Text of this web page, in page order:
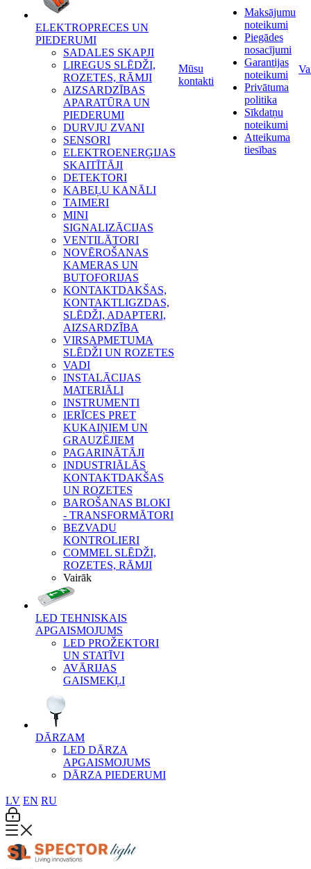
ELEKTROPRECES UN
PIEDERUMI
SADALES SKAPJI
LIREGUS SLĒDŽI,
ROZETES, RĀMJI
AIZSARDZĪBAS
APARATŪRA UN
PIEDERUMI
DURVJU ZVANI
SENSORI
ELEKTROENERĢIJAS
SKAITĪTĀJI
DETEKTORI
KABEĻU KANĀLI
TAIMERI
MINI
SIGNALIZĀCIJAS
VENTILĀTORI
NOVĒROŠANAS
KAMERAS UN
BUTOFORIJAS
KONTAKTDAKŠAS,
KONTAKTLIGZDAS,
SLĒDŽI, ADAPTERI,
AIZSARDZĪBA
VIRSAPMETUMA
SLĒDŽI UN ROZETES
VADI
INSTALĀCIJAS
MATERIĀLI
INSTRUMENTI
IERĪCES PRET
KUKAIŅIEM UN
GRAUZĒJIEM
PAGARINĀTĀJI
INDUSTRIĀLĀS
KONTAKTDAKŠAS
UN ROZETES
BAROŠANAS BLOKI
- TRANSFORMĀTORI
BEZVADU
KONTROLIERI
COMMEL SLĒDŽI,
ROZETES, RĀMJI
Vairāk
LED TEHNISKAIS
APGAISMOJUMS
LED PROŽEKTORI
UN STATĪVI
AVĀRIJAS
GAISMEKĻI
DĀRZAM
LED DĀRZA
APGAISMOJUMS
DĀRZA PIEDERUMI
Mūsu
kontakti
Maksājumu
noteikumi
Piegādes
nosacījumi
Garantijas
noteikumi
Privātuma
politika
Sīkdatņu
noteikumi
Atteikuma
tiesības
LV EN RU